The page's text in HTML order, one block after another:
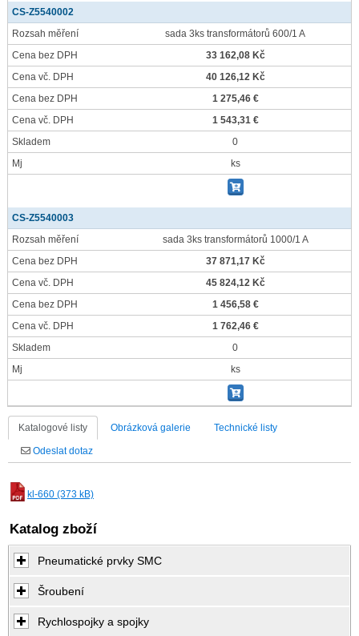
CS-Z5540002
Rozsah měření
sada 3ks transformátorů 600/1 A
Cena bez DPH
33 162,08 Kč
Cena vč. DPH
40 126,12 Kč
Cena bez DPH
1 275,46 €
Cena vč. DPH
1 543,31 €
Skladem
0
Mj
ks
CS-Z5540003
Rozsah měření
sada 3ks transformátorů 1000/1 A
Cena bez DPH
37 871,17 Kč
Cena vč. DPH
45 824,12 Kč
Cena bez DPH
1 456,58 €
Cena vč. DPH
1 762,46 €
Skladem
0
Mj
ks
Katalogové listy Obrázková galerie Technické listy
Odeslat dotaz
kl-660 (373 kB)
Katalog zboží
Pneumatické prvky SMC
Šroubení
Rychlospojky a spojky